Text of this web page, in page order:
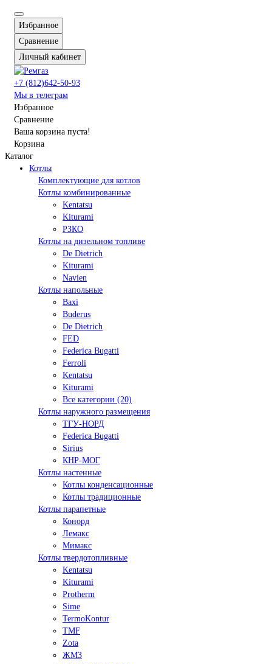
Избранное
Сравнение
Личный кабинет
+7 (812)642-50-93
Мы в телеграм
Избранное
Сравнение
Ваша корзина пуста!
Корзина
Каталог
Котлы
Комплектующие для котлов
Котлы комбинированные
Kentatsu
Kiturami
РЗКО
Котлы на дизельном топливе
De Dietrich
Kiturami
Navien
Котлы напольные
Baxi
Buderus
De Dietrich
FED
Federica Bugatti
Ferroli
Kentatsu
Kiturami
Все категории (20)
Котлы наружного размещения
ТГУ-НОРД
Federica Bugatti
Sirius
КНР-МОГ
Котлы настенные
Котлы конденсационные
Котлы традиционные
Котлы парапетные
Конорд
Лемакс
Мимакс
Котлы твердотопливные
Kentatsu
Kiturami
Protherm
Sime
TermoKontur
TMF
Zota
ЖМЗ